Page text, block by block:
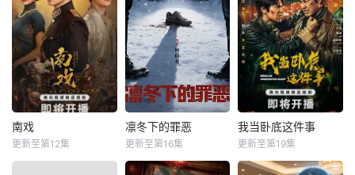
南戏
更新至第12集
凛冬下的罪恶
更新至第16集
我当卧底这件事
更新至第19集